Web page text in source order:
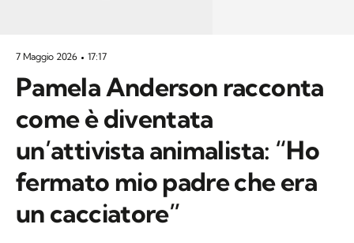
7 Maggio 2026 17:17
Pamela Anderson racconta
come è diventata
un’attivista animalista: “Ho
fermato mio padre che era
un cacciatore”